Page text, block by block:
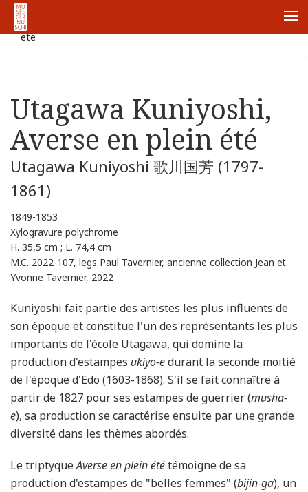
ホーム
été
Utagawa Kuniyoshi,
Averse en plein été
Utagawa Kuniyoshi 歌川国芳 (1797-
1861)
1849-1853
Xylogravure polychrome
H. 35,5 cm ; L. 74,4 cm
M.C. 2022-107, legs Paul Tavernier, ancienne collection Jean et
Yvonne Tavernier, 2022
Kuniyoshi fait partie des artistes les plus influents de
son époque et constitue l'un des représentants les plus
importants de l'école Utagawa, qui domine la
production d'estampes ukiyo-edurant la seconde moitié
de l'époque d'Edo (1603-1868). S'il se fait connaître à
partir de 1827 pour ses estampes de guerrier (musha-
e), sa production se caractérise ensuite par une grande
diversité dans les thèmes abordés.
Le triptyqueAverse en plein ététémoigne de sa
production d'estampes de "belles femmes" (bijin-ga), un